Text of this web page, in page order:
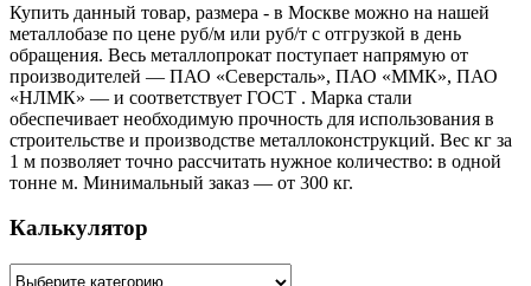
Купить данный товар, размера - в Москве можно на нашей
металлобазе по цене руб/м или руб/т с отгрузкой в день
обращения. Весь металлопрокат поступает напрямую от
производителей — ПАО «Северсталь», ПАО «ММК», ПАО
«НЛМК» — и соответствует ГОСТ . Марка стали
обеспечивает необходимую прочность для использования в
строительстве и производстве металлоконструкций. Вес кг за
1 м позволяет точно рассчитать нужное количество: в одной
тонне м. Минимальный заказ — от 300 кг.
Калькулятор